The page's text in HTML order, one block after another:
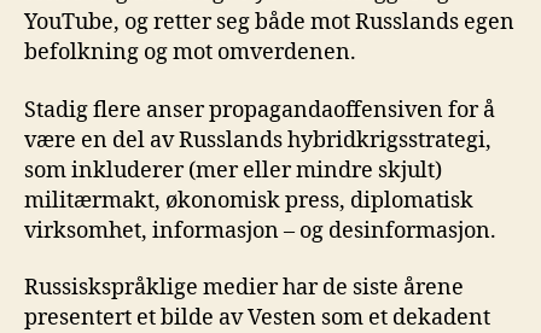
YouTube, og retter seg både mot Russlands egen
befolkning og mot omverdenen.
Stadig flere anser propagandaoffensiven for å
være en del av Russlands hybridkrigsstrategi,
som inkluderer (mer eller mindre skjult)
militærmakt, økonomisk press, diplomatisk
virksomhet, informasjon – og desinformasjon.
Russiskspråklige medier har de siste årene
presentert et bilde av Vesten som et dekadent